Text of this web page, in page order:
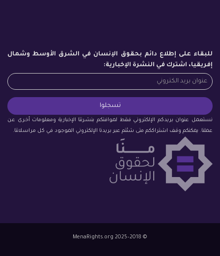
للبقاء على إطلاع دائم بحقوق الإنسان في الشرق الأوسط وشمال
إفريقيا، اشترك في النشرة الإخبارية:
نستعمل عنوان بريدكم الإلكتروني فقط لموافتكم بنشرتنا الإخبارية ومعلومات أخرى عن
عملنا. يمكنكم وقف اشتراككم متى شئتم عبر بريدنا الإلكتروني الموجود في كل مراسلاتنا.
© 2018–2025 MenaRights.org